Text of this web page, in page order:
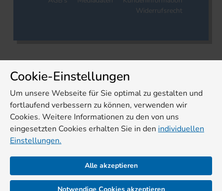
Widerrufsrecht
Cookie-Einstellungen
Um unsere Webseite für Sie optimal zu gestalten und
fortlaufend verbessern zu können, verwenden wir
Cookies. Weitere Informationen zu den von uns
eingesetzten Cookies erhalten Sie in den individuellen
Einstellungen.
Alle akzeptieren